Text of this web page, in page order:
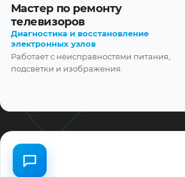
Мастер по ремонту
телевизоров
Диагностика и восстановление
электронных узлов
Работает с неисправностями питания,
подсветки и изображения.